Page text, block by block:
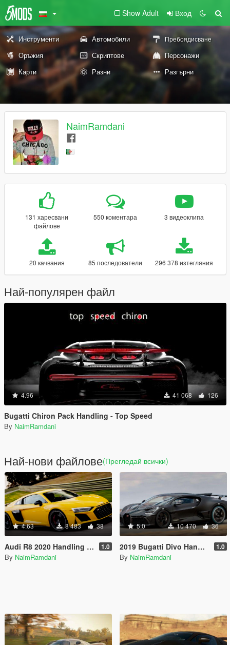
Show Adult Вход
Инструменти Автомобили Пребоядисване
Оръжия Скриптове
Персонажи
Карти
Разни Разгърни
NaimRamdani
131 харесвани
файлове
550 коментара 3 видеоклипа
20 качвания 85 последователи 296 378 изтегляния
Най-популярен файл
4.96 41 068 126
Bugatti Chiron Pack Handling - Top Speed
By NaimRamdani
Най-нови файлове(Прегледай всички)
4.63 8 483 38
Audi R8 2020 Handling and Sounds 1.0
By NaimRamdani
5.0 10 470 36
2019 Bugatti Divo Handling and Sounds 1.0
By NaimRamdani